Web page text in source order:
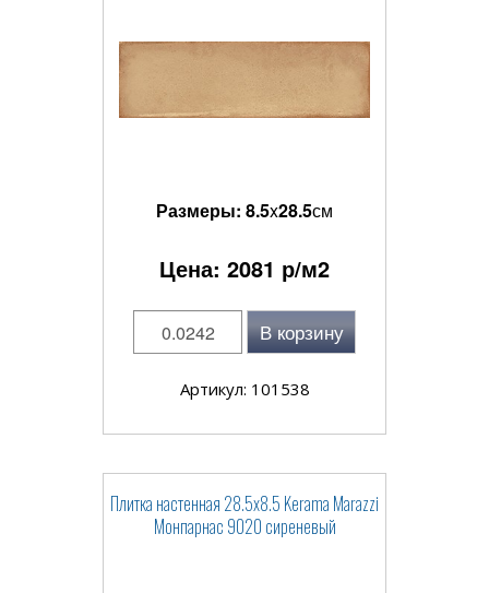
Размеры: 8.5x28.5см
Цена: 2081 р/м2
В корзину
Артикул: 101538
Плитка настенная 28.5x8.5 Kerama Marazzi
Монпарнас 9020 сиреневый